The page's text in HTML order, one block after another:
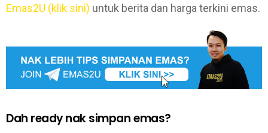
Emas2U (klik sini) untuk berita dan harga terkini emas.
Dah ready nak simpan emas?